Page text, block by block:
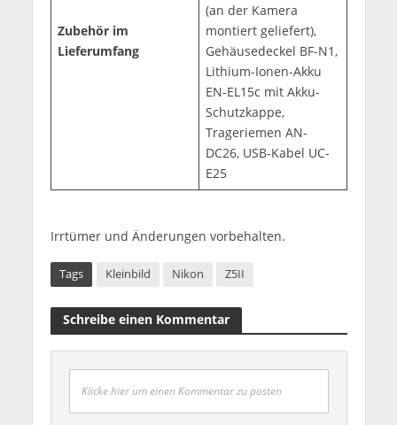
Zubehör im
Lieferumfang
(an der Kamera
montiert geliefert),
Gehäusedeckel BF-N1,
Lithium-Ionen-Akku
EN-EL15c mit Akku-
Schutzkappe,
Trageriemen AN-
DC26, USB-Kabel UC-
E25
Irrtümer und Änderungen vorbehalten.
Tags Kleinbild Nikon Z5II
Schreibe einen Kommentar
Klicke hier um einen Kommentar zu posten